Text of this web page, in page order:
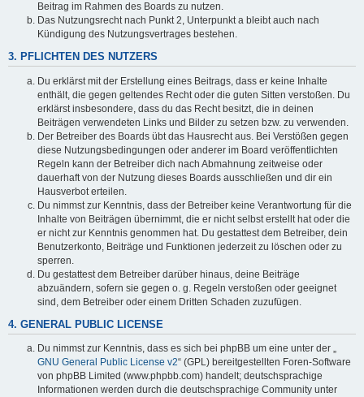
Beitrag im Rahmen des Boards zu nutzen.
Das Nutzungsrecht nach Punkt 2, Unterpunkt a bleibt auch nach
Kündigung des Nutzungsvertrages bestehen.
3. PFLICHTEN DES NUTZERS
Du erklärst mit der Erstellung eines Beitrags, dass er keine Inhalte
enthält, die gegen geltendes Recht oder die guten Sitten verstoßen. Du
erklärst insbesondere, dass du das Recht besitzt, die in deinen
Beiträgen verwendeten Links und Bilder zu setzen bzw. zu verwenden.
Der Betreiber des Boards übt das Hausrecht aus. Bei Verstößen gegen
diese Nutzungsbedingungen oder anderer im Board veröffentlichten
Regeln kann der Betreiber dich nach Abmahnung zeitweise oder
dauerhaft von der Nutzung dieses Boards ausschließen und dir ein
Hausverbot erteilen.
Du nimmst zur Kenntnis, dass der Betreiber keine Verantwortung für die
Inhalte von Beiträgen übernimmt, die er nicht selbst erstellt hat oder die
er nicht zur Kenntnis genommen hat. Du gestattest dem Betreiber, dein
Benutzerkonto, Beiträge und Funktionen jederzeit zu löschen oder zu
sperren.
Du gestattest dem Betreiber darüber hinaus, deine Beiträge
abzuändern, sofern sie gegen o. g. Regeln verstoßen oder geeignet
sind, dem Betreiber oder einem Dritten Schaden zuzufügen.
4. GENERAL PUBLIC LICENSE
Du nimmst zur Kenntnis, dass es sich bei phpBB um eine unter der „
GNU General Public License v2“ (GPL) bereitgestellten Foren-Software
von phpBB Limited (www.phpbb.com) handelt; deutschsprachige
Informationen werden durch die deutschsprachige Community unter